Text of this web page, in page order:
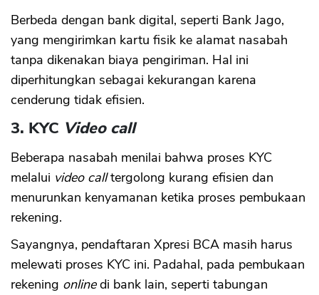
Berbeda dengan bank digital, seperti Bank Jago,
yang mengirimkan kartu fisik ke alamat nasabah
tanpa dikenakan biaya pengiriman. Hal ini
diperhitungkan sebagai kekurangan karena
cenderung tidak efisien.
3. KYC Video call
Beberapa nasabah menilai bahwa proses KYC
melalui video calltergolong kurang efisien dan
menurunkan kenyamanan ketika proses pembukaan
rekening.
Sayangnya, pendaftaran Xpresi BCA masih harus
melewati proses KYC ini. Padahal, pada pembukaan
rekening onlinedi bank lain, seperti tabungan